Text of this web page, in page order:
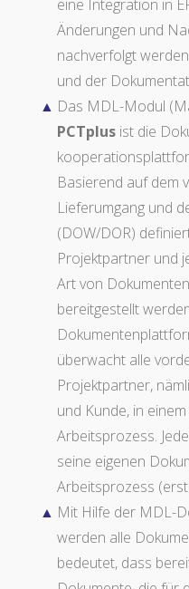
eine Integration in
Änderungen und
nachverfolgt
und der
Das MDL-Modul
PCTplus ist die
Basierend auf dem
Lieferumgang und
(DOW/DOR)
Projektpartner und
Art von
bereitgestellt
überwacht alle
Projektpartner,
und Kunde, in
Arbeitsprozess.
seine eigenen
Arbeitsprozess
Mit Hilfe der MDL-
werden alle
bedeutet, dass